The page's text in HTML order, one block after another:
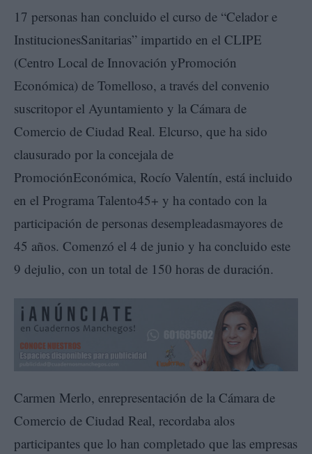
17 personas han concluido el curso de “Celador e
InstitucionesSanitarias” impartido en el CLIPE
(Centro Local de Innovación yPromoción
Económica) de Tomelloso, a través del convenio
suscritopor el Ayuntamiento y la Cámara de
Comercio de Ciudad Real. Elcurso, que ha sido
clausurado por la concejala de
PromociónEconómica, Rocío Valentín, está incluido
en el Programa Talento45+ y ha contado con la
participación de personas desempleadasmayores de
45 años. Comenzó el 4 de junio y ha concluido este
9 dejulio, con un total de 150 horas de duración.
Carmen Merlo, enrepresentación de la Cámara de
Comercio de Ciudad Real, recordaba alos
participantes que lo han completado que las empresas